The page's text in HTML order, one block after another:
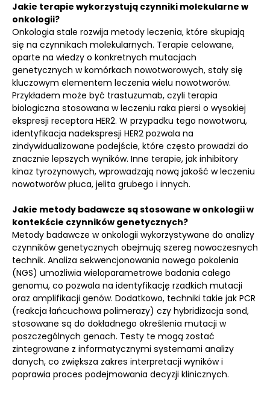
Jakie terapie wykorzystują czynniki molekularne w
onkologii?
Onkologia stale rozwija metody leczenia, które skupiają
się na czynnikach molekularnych. Terapie celowane,
oparte na wiedzy o konkretnych mutacjach
genetycznych w komórkach nowotworowych, stały się
kluczowym elementem leczenia wielu nowotworów.
Przykładem może być trastuzumab, czyli terapia
biologiczna stosowana w leczeniu raka piersi o wysokiej
ekspresji receptora HER2. W przypadku tego nowotworu,
identyfikacja nadekspresji HER2 pozwala na
zindywidualizowane podejście, które często prowadzi do
znacznie lepszych wyników. Inne terapie, jak inhibitory
kinaz tyrozynowych, wprowadzają nową jakość w leczeniu
nowotworów płuca, jelita grubego i innych.
Jakie metody badawcze są stosowane w onkologii w
kontekście czynników genetycznych?
Metody badawcze w onkologii wykorzystywane do analizy
czynników genetycznych obejmują szereg nowoczesnych
technik. Analiza sekwencjonowania nowego pokolenia
(NGS) umożliwia wieloparametrowe badania całego
genomu, co pozwala na identyfikację rzadkich mutacji
oraz amplifikacji genów. Dodatkowo, techniki takie jak PCR
(reakcja łańcuchowa polimerazy) czy hybridizacja sond,
stosowane są do dokładnego określenia mutacji w
poszczególnych genach. Testy te mogą zostać
zintegrowane z informatycznymi systemami analizy
danych, co zwiększa zakres interpretacji wyników i
poprawia proces podejmowania decyzji klinicznych.